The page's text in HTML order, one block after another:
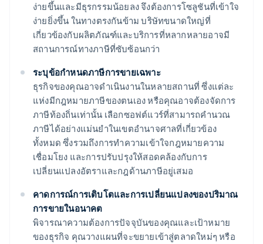
ง่ายขึ้นและมีธุรกรรมน้อยลง จึงต้องการโซลูชันที่เข้าใจ
ง่ายยิ่งขึ้น ในทางตรงกันข้าม บริษัทขนาดใหญ่ที่
เกี่ยวข้องกับผลิตภัณฑ์และบริการที่หลากหลายอาจมี
สถานการณ์ทางภาษีที่ซับซ้อนกว่า
ระบุข้อกําหนดภาษีการขายเฉพาะ
ธุรกิจของคุณอาจดําเนินงานในหลายสถานที่ ซึ่งแต่ละ
แห่งมีกฎหมายภาษีของตนเอง หรือคุณอาจต้องจัดการ
ภาษีท้องถิ่นเท่านั้น เลือกซอฟต์แวร์ที่สามารถคํานวณ
ภาษีได้อย่างแม่นยําในเขตอํานาจศาลที่เกี่ยวข้อง
ทั้งหมด ซึ่งรวมถึงการทําความเข้าใจกฎหมายความ
เชื่อมโยง และการปรับปรุงให้สอดคล้องกับการ
เปลี่ยนแปลงอัตราและกฎด้านภาษีอยู่เสมอ
คาดการณ์การเติบโตและการเปลี่ยนแปลงของปริมาณ
การขายในอนาคต
พิจารณาความต้องการปัจจุบันของคุณและเป้าหมาย
ของธุรกิจ คุณวางแผนที่จะขยายเข้าสู่ตลาดใหม่ๆ หรือ